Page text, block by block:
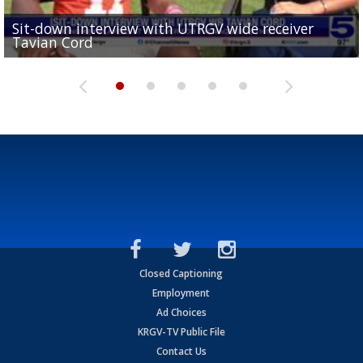
Sit-down interview with UTRGV wide receiver
Tavian Cord
Two-a-Day Tour 2026: Raymondville Bearkats
Two-a-Day Tour 2026: Port Isabel Tarpons
UTRGV football ranks fourth in SLC preseason poll
and receiving votes in...
Two-a-Day Tour 2026: Santa Rosa Warriors
Closed Captioning
Employment
Ad Choices
KRGV-TV Public File
Contact Us